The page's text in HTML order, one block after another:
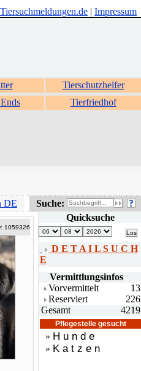
Tiersuchmeldungen.de | Impressum
Tierschutzhelfer
Tierfriedhof
DE Suche:
1059326
Quicksuche
D E T A I L S U C H
E
Vermittlungsinfos
Vorvermittelt
13
Reserviert
226
Gesamt
4219
Pflegestelle gesucht
» H u n d e
» K a t z e n